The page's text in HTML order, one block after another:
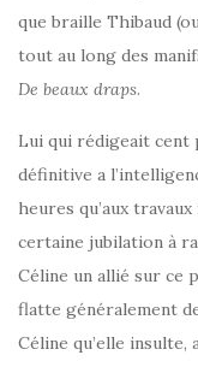
que braille Thibaud
tout au long des
De beaux draps.
Lui qui rédigeait cent
définitive a
heures qu’aux
certaine jubilation à
Céline un allié sur ce
flatte généralement
Céline qu’elle insulte,